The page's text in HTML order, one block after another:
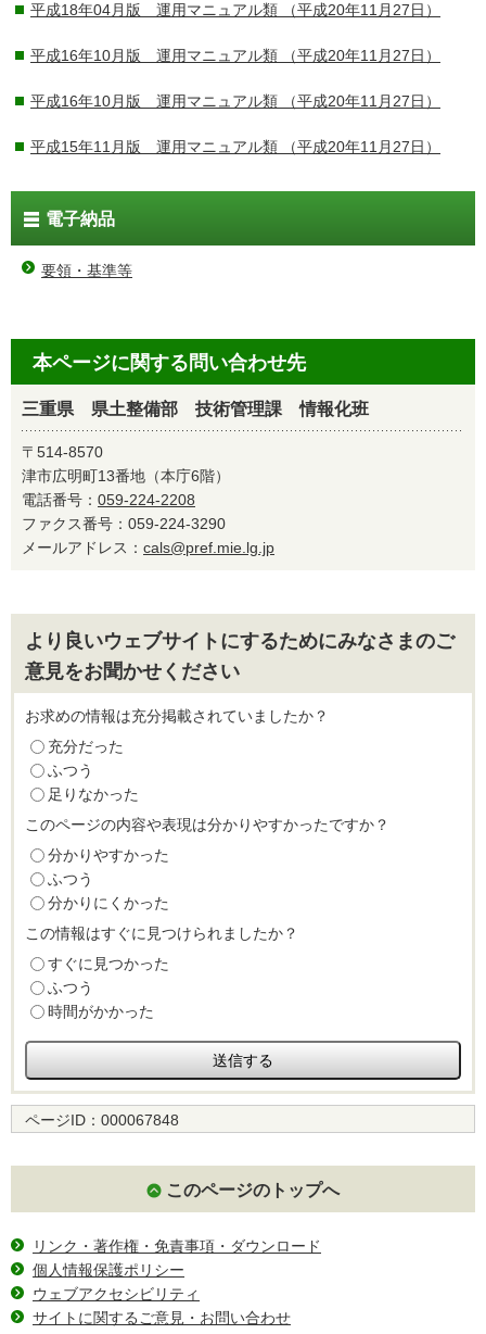
平成18年04月版 運用マニュアル類 （平成20年11月27日）
平成16年10月版 運用マニュアル類 （平成20年11月27日）
平成16年10月版 運用マニュアル類 （平成20年11月27日）
平成15年11月版 運用マニュアル類 （平成20年11月27日）
電子納品
要領・基準等
本ページに関する問い合わせ先
三重県 県土整備部 技術管理課 情報化班
〒514-8570
津市広明町13番地（本庁6階）
電話番号： 059-224-2208
ファクス番号：059-224-3290
メールアドレス： cals@pref.mie.lg.jp
より良いウェブサイトにするためにみなさまのご
意見をお聞かせください
お求めの情報は充分掲載されていましたか？
充分だった
ふつう
足りなかった
このページの内容や表現は分かりやすかったですか？
分かりやすかった
ふつう
分かりにくかった
この情報はすぐに見つけられましたか？
すぐに見つかった
ふつう
時間がかかった
ページID： 000067848
このページのトップへ
リンク・著作権・免責事項・ダウンロード
個人情報保護ポリシー
ウェブアクセシビリティ
サイトに関するご意見・お問い合わせ